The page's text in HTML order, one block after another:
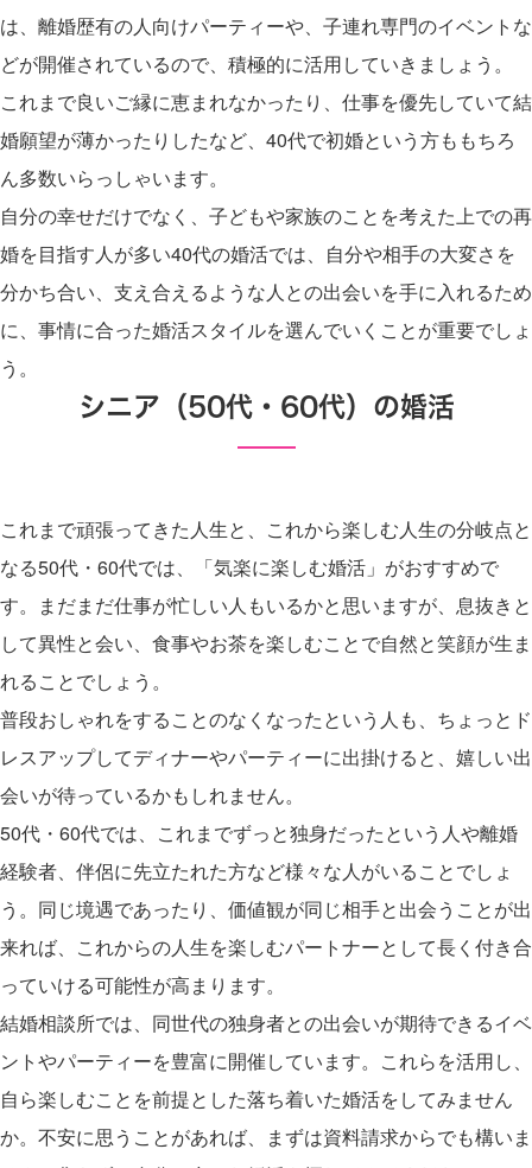
は、離婚歴有の人向けパーティーや、子連れ専門のイベントな
どが開催されているので、積極的に活用していきましょう。
これまで良いご縁に恵まれなかったり、仕事を優先していて結
婚願望が薄かったりしたなど、40代で初婚という方ももちろ
ん多数いらっしゃいます。
自分の幸せだけでなく、子どもや家族のことを考えた上での再
婚を目指す人が多い40代の婚活では、自分や相手の大変さを
分かち合い、支え合えるような人との出会いを手に入れるため
に、事情に合った婚活スタイルを選んでいくことが重要でしょ
う。
シニア（50代・60代）の婚活
これまで頑張ってきた人生と、これから楽しむ人生の分岐点と
なる50代・60代では、「気楽に楽しむ婚活」がおすすめで
す。まだまだ仕事が忙しい人もいるかと思いますが、息抜きと
して異性と会い、食事やお茶を楽しむことで自然と笑顔が生ま
れることでしょう。
普段おしゃれをすることのなくなったという人も、ちょっとド
レスアップしてディナーやパーティーに出掛けると、嬉しい出
会いが待っているかもしれません。
50代・60代では、これまでずっと独身だったという人や離婚
経験者、伴侶に先立たれた方など様々な人がいることでしょ
う。同じ境遇であったり、価値観が同じ相手と出会うことが出
来れば、これからの人生を楽しむパートナーとして長く付き合
っていける可能性が高まります。
結婚相談所では、同世代の独身者との出会いが期待できるイベ
ントやパーティーを豊富に開催しています。これらを活用し、
自ら楽しむことを前提とした落ち着いた婚活をしてみません
か。不安に思うことがあれば、まずは資料請求からでも構いま